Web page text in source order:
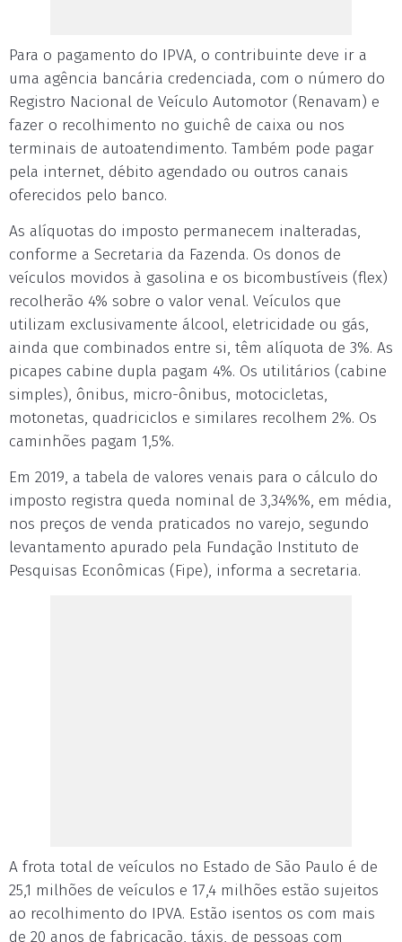
Para o pagamento do IPVA, o contribuinte deve ir a
uma agência bancária credenciada, com o número do
Registro Nacional de Veículo Automotor (Renavam) e
fazer o recolhimento no guichê de caixa ou nos
terminais de autoatendimento. Também pode pagar
pela internet, débito agendado ou outros canais
oferecidos pelo banco.
As alíquotas do imposto permanecem inalteradas,
conforme a Secretaria da Fazenda. Os donos de
veículos movidos à gasolina e os bicombustíveis (flex)
recolherão 4% sobre o valor venal. Veículos que
utilizam exclusivamente álcool, eletricidade ou gás,
ainda que combinados entre si, têm alíquota de 3%. As
picapes cabine dupla pagam 4%. Os utilitários (cabine
simples), ônibus, micro-ônibus, motocicletas,
motonetas, quadriciclos e similares recolhem 2%. Os
caminhões pagam 1,5%.
Em 2019, a tabela de valores venais para o cálculo do
imposto registra queda nominal de 3,34%%, em média,
nos preços de venda praticados no varejo, segundo
levantamento apurado pela Fundação Instituto de
Pesquisas Econômicas (Fipe), informa a secretaria.
A frota total de veículos no Estado de São Paulo é de
25,1 milhões de veículos e 17,4 milhões estão sujeitos
ao recolhimento do IPVA. Estão isentos os com mais
de 20 anos de fabricação, táxis, de pessoas com